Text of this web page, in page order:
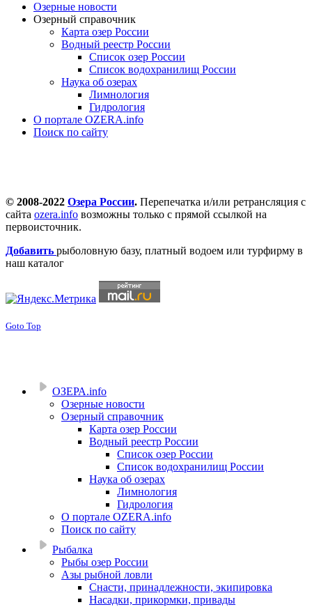
Озерные новости
Озерный справочник
Карта озер России
Водный реестр России
Список озер России
Список водохранилищ России
Наука об озерах
Лимнология
Гидрология
О портале OZERA.info
Поиск по сайту
© 2008-2022 Озера России. Перепечатка и/или ретрансляция с
сайта ozera.info возможны только с прямой ссылкой на
первоисточник.
Добавить рыболовную базу, платный водоем или турфирму в
наш каталог
Goto Top
ОЗЕРА.info
Озерные новости
Озерный справочник
Карта озер России
Водный реестр России
Список озер России
Список водохранилищ России
Наука об озерах
Лимнология
Гидрология
О портале OZERA.info
Поиск по сайту
Рыбалка
Рыбы озер России
Азы рыбной ловли
Снасти, принадлежности, экипировка
Насадки, прикормки, привады